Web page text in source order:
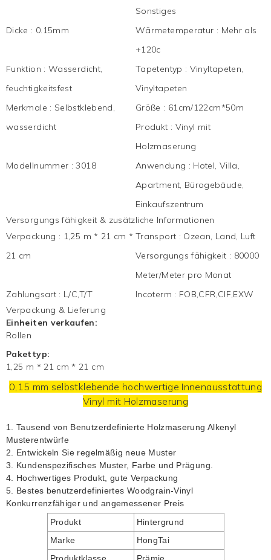
Sonstiges
Dicke : 0.15mm Wärmetemperatur : Mehr als
+120c
Funktion : Wasserdicht,
feuchtigkeitsfest
Tapetentyp : Vinyltapeten,
Vinyltapeten
Merkmale : Selbstklebend,
wasserdicht
Größe : 61cm/122cm*50m
Produkt : Vinyl mit
Holzmaserung
Modellnummer :3018 Anwendung : Hotel, Villa,
Apartment, Bürogebäude,
Einkaufszentrum
Versorgungs fähigkeit & zusätzliche Informationen
Verpackung : 1,25 m * 21 cm *
21 cm
Transport : Ozean, Land, Luft
Versorgungs fähigkeit : 80000
Meter/Meter pro Monat
Zahlungsart : L/C,T/T Incoterm : FOB,CFR,CIF,EXW
Verpackung & Lieferung
Einheiten verkaufen:
Rollen
Pakettyp:
1,25 m * 21 cm * 21 cm
0,15 mm selbstklebende hochwertige Innenausstattung
Vinyl mit Holzmaserung
1. Tausend von Benutzerdefinierte Holzmaserung Alkenyl
Musterentwürfe
2. Entwickeln Sie regelmäßig neue Muster
3. Kundenspezifisches Muster, Farbe und Prägung.
4. Hochwertiges Produkt, gute Verpackung
5. Bestes benutzerdefiniertes Woodgrain-Vinyl
Konkurrenzfähiger und angemessener Preis
Produkt
Hintergrund
Marke
HongTai